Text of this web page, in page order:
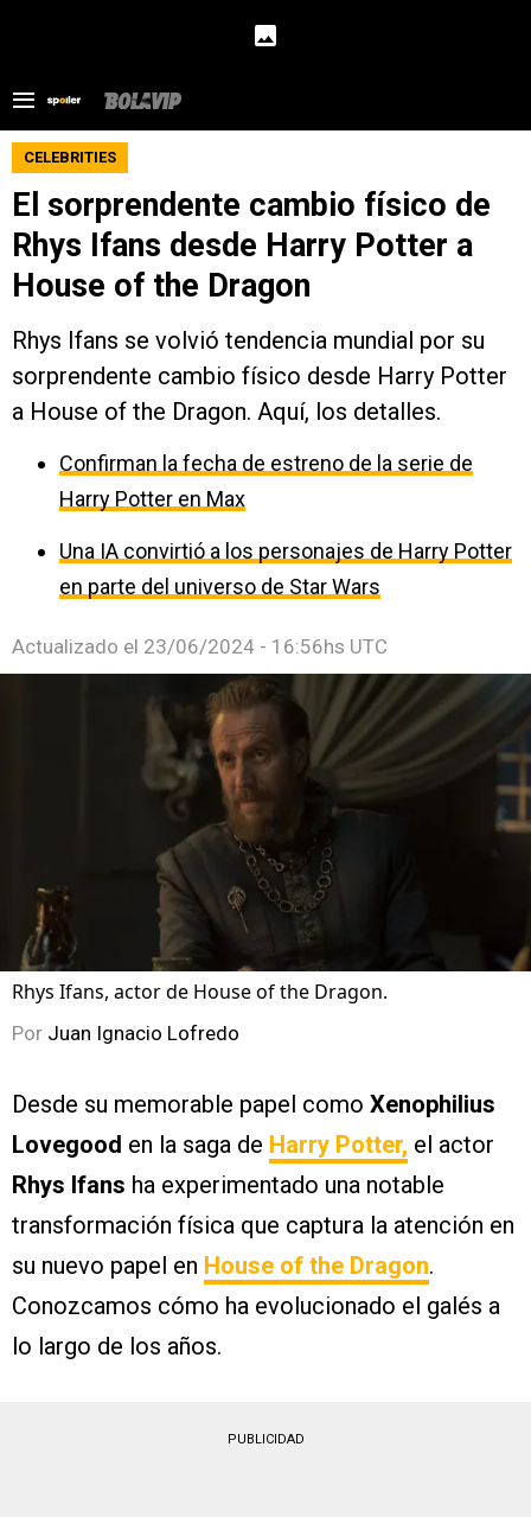
CELEBRITIES
El sorprendente cambio físico de
Rhys Ifans desde Harry Potter a
House of the Dragon
Rhys Ifans se volvió tendencia mundial por su
sorprendente cambio físico desde Harry Potter
a House of the Dragon. Aquí, los detalles.
Confirman la fecha de estreno de la serie de
Harry Potter en Max
Una IA convirtió a los personajes de Harry Potter
en parte del universo de Star Wars
Actualizado el 23/06/2024 - 16:56hs UTC
Rhys Ifans, actor de House of the Dragon.
Por Juan Ignacio Lofredo
Desde su memorable papel como Xenophilius
Lovegood en la saga de Harry Potter, el actor
Rhys Ifans ha experimentado una notable
transformación física que captura la atención en
su nuevo papel en House of the Dragon.
Conozcamos cómo ha evolucionado el galés a
lo largo de los años.
PUBLICIDAD